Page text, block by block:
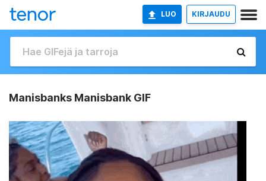
LUO KIRJAUDU
Manisbanks Manisbank GIF